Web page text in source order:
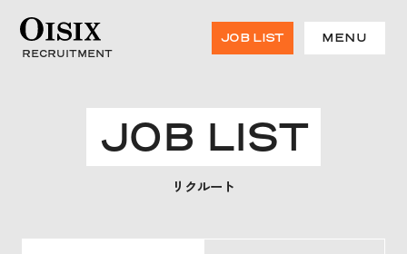
RECRUITMENT
JOB LIST MENU
HOMEJOB LIST
リクルート